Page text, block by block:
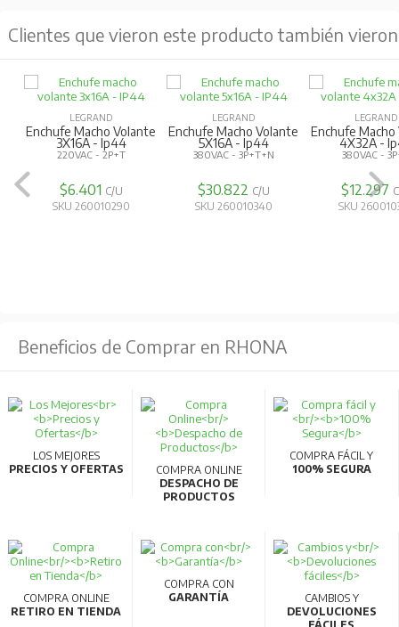
Clientes que vieron este producto también vieron
LEGRAND
Enchufe Macho Volante
3X16A - Ip44
220VAC - 2P+T
$6.401 C/U
SKU 260010290
LEGRAND
Enchufe Macho Volante
5X16A - Ip44
380VAC - 3P+T+N
$30.822 C/U
SKU 260010340
LEGRAND
Enchufe
4X32A -
380VAC -
$12.297
SKU
Beneficios de Comprar en RHONA
LOS MEJORES
PRECIOS Y OFERTAS
COMPRA ONLINE
DESPACHO DE
PRODUCTOS
COMPRA FÁCIL Y
100% SEGURA
COMPRA ONLINE
RETIRO EN TIENDA
COMPRA CON
GARANTÍA
CAMBIOS Y
DEVOLUCIONES